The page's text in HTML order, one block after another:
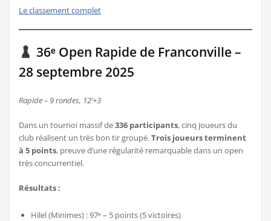
Le classement complet
36ᵉ Open Rapide de Franconville –
28 septembre 2025
Rapide – 9 rondes, 12’+3
Dans un tournoi massif de336 participants, cinq joueurs du
club réalisent un très bon tir groupé.Trois joueurs terminent
à 5 points, preuve d’une régularité remarquable dans un open
très concurrentiel.
Résultats :
Hilel (Minimes) : 97ᵉ – 5 points (5 victoires)